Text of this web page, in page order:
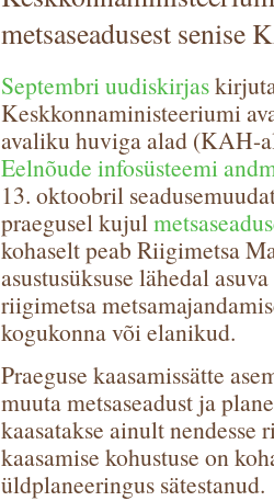
metsaseadusest senise
Septembri uudiskirjas
Keskkonnaministeeriumi
avaliku huviga alad (KAH-
Eelnõude infosüsteemi
13. oktoobril
praegusel kujul
kohaselt peab Riigimetsa
asustusüksuse lähedal
riigimetsa
kogukonna või elanikud.
Praeguse kaasamissätte
muuta metsaseadust ja
kaasatakse ainult nendesse
kaasamise kohustuse on
üldplaneeringus sätestanud.